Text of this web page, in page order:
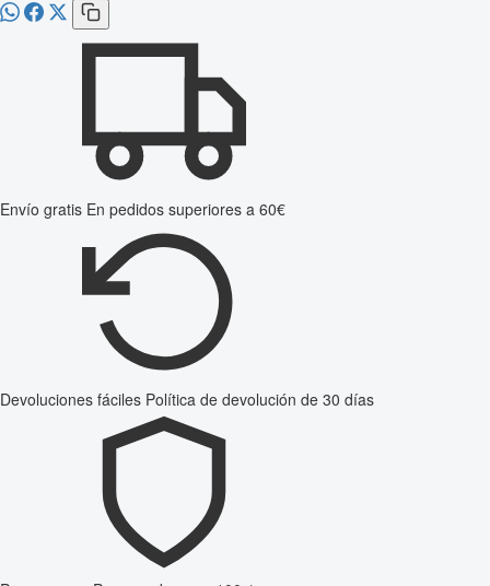
Envío gratis En pedidos superiores a 60€
Devoluciones fáciles Política de devolución de 30 días